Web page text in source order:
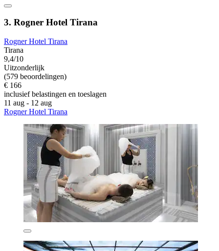
3. Rogner Hotel Tirana
Rogner Hotel Tirana
Tirana
9,4/10
Uitzonderlijk
(579 beoordelingen)
€ 166
inclusief belastingen en toeslagen
11 aug - 12 aug
Rogner Hotel Tirana